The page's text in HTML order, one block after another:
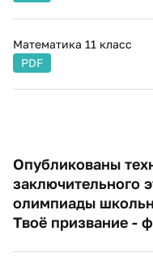
Математика 11 класс
PDF
​Опубликованы
заключительного
олимпиады
Твоё призвание -